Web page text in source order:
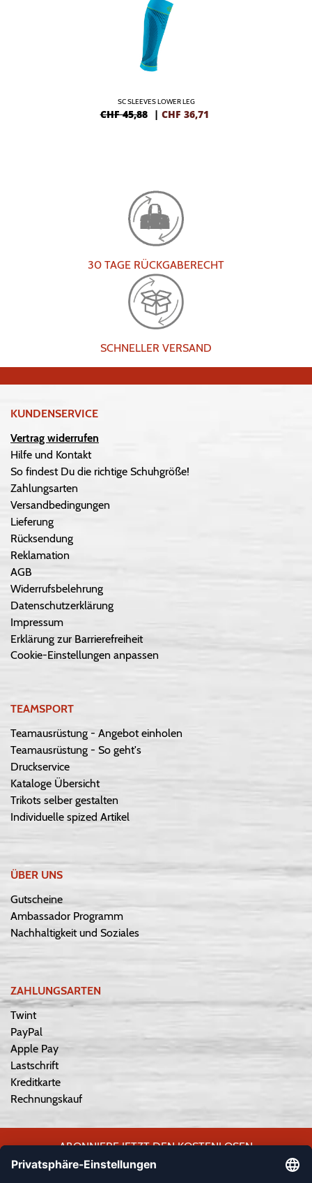
SC SLEEVES LOWER LEG
CHF 45,88 | CHF 36,71
30 TAGE RÜCKGABERECHT
SCHNELLER VERSAND
KUNDENSERVICE
Vertrag widerrufen
Hilfe und Kontakt
So findest Du die richtige Schuhgröße!
Zahlungsarten
Versandbedingungen
Lieferung
Rücksendung
Reklamation
AGB
Widerrufsbelehrung
Datenschutzerklärung
Impressum
Erklärung zur Barrierefreiheit
Cookie-Einstellungen anpassen
TEAMSPORT
Teamausrüstung - Angebot einholen
Teamausrüstung - So geht's
Druckservice
Kataloge Übersicht
Trikots selber gestalten
Individuelle spized Artikel
ÜBER UNS
Gutscheine
Ambassador Programm
Nachhaltigkeit und Soziales
ZAHLUNGSARTEN
Twint
PayPal
Apple Pay
Lastschrift
Kreditkarte
Rechnungskauf
ABONNIERE JETZT DEN KOSTENLOSEN
WEPLAYVOLLEYBALL-NEWSLETTER UND VERPASSE KEINE